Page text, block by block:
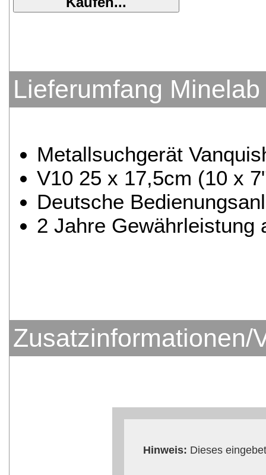
Lieferumfang
Metallsuchgerät
V10 25 x 17,5cm (10 x
Deutsche
2 Jahre Gewährleistung
Zusatzinformationen/
Hinweis: Dieses